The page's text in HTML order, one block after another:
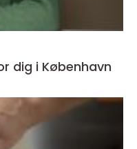
dig i København